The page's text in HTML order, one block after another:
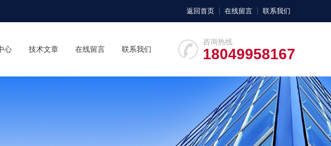
返回首页 在线留言 联系我们
咨询热线
18049958167
心 技术文章 在线留言 联系我们